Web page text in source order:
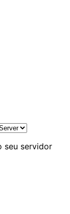
seu servidor